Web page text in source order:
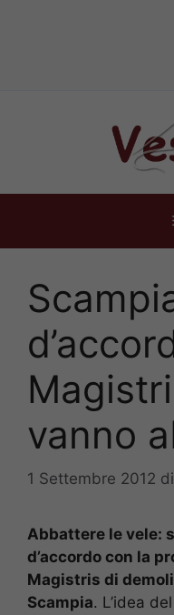
vanno
1 Settembre 2012 di
Abbattere le vele:
d’accordo con la
Magistris di
Scampia. L’idea